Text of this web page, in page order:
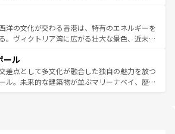
ーやバインミー、ベトナムコーヒーなどは、ぜ
わいたい。どの地域を訪れてもあたたかい人々
迎えてくれるので、きっと忘れられない旅にな
しい。
差している。北部ではチェンマイなどの山岳地
触れ合い、南部ではプーケットやクラビの美し
リゾート気分を楽しむことができる。タイ料理
候は一年中温暖で、どの季節にも異なる楽しみ
る。親しみやすいタイの人々、仏教を中心とし
して多様な観光資源が、訪れる旅人を魅了し続
洋の文化が交わる香港は、特有のエネルギーを
。ヴィクトリア湾に広がる壮大な景色、近未来
訪れても感動するはず。観光スポットが密集し
率よく見どころを回れるのも魅力。息をのむよ
ら文化的な体験まで、香港を存分に楽しみ尽く
ール
差点として多文化が融合した独自の魅力を放つ
ル。未来的な建築物が並ぶマリーナベイ、歴史